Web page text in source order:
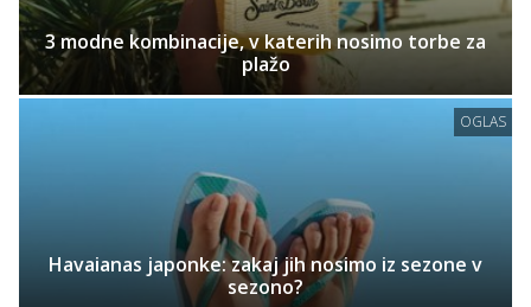
3 modne kombinacije, v katerih nosimo torbe za
plažo
OGLAS
Havaianas japonke: zakaj jih nosimo iz sezone v
sezono?